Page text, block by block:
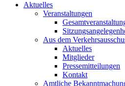
Aktuelles
Veranstaltungen
Aus dem
Aktuelles
Mitglieder
Pressemitteilungen
Kontakt
Amtliche